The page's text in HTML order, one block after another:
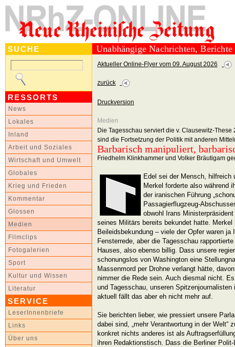
SUCHE
RESSORTS
News
Lokales
Inland
Arbeit und Soziales
Wirtschaft und Umwelt
Globales
Krieg und Frieden
Kommentar
Glossen
Medien
Filmclips
Fotogalerien
Sport
Kultur und Wissen
Literatur
SERVICE
LeserInnenbriefe
Links
Über uns
Unabhängige Nachrichten,
Aktueller Online-Flyer vom 09. August 2026
zurück
Druckversion
Medien
Die Tagesschau serviert die v. Clausewitz-These
sind die Fortsetzung der Politik mit anderen
Barbarisch manipuliert,
Friedhelm Klinkhammer und Volker Bräutigam
Edel sei der Mensch, hilfreich
Merkel forderte also während
der iranischen Führung
Passagierflugzeug-
obwohl Irans
seines Militärs bereits bekundet hatte. Merkel
Beileidsbekundung – viele der Opfer waren ja
Fensterrede, aber die Tagesschau
Hauses, also ebenso billig. Dass unsere
schonungslos von Washington eine
Massenmord per Drohne verlangt hätte,
nimmer die Rede sein. Auch diesmal nicht.
und Tagesschau, unseren Spitzenjournalisten
aktuell fällt das aber eh nicht mehr auf.
Sie berichten lieber, wie pressiert unsere
dabei sind, „mehr Verantwortung in der Welt“
konkret nichts anderes ist als
ihren Redaktionstisch. Dass die Berliner